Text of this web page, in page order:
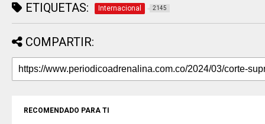
ETIQUETAS: Internacional 2145
COMPARTIR:
RECOMENDADO PARA TI